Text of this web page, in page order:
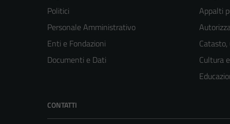
Politici
Personale Amministrativo
Enti e Fondazioni
Documenti e Dati
Appalti
Catasto,
Cultura
CONTATTI